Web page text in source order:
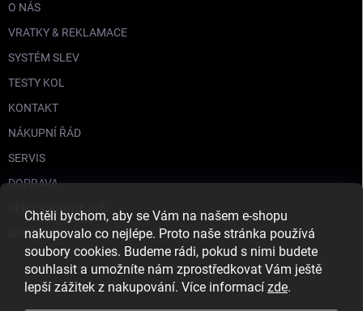
Chtěli bychom, aby se Vám na našem e-shopu
nakupovalo co nejlépe. Proto naše stránka používá
soubory cookies. Budeme rádi, pokud s nimi budete
souhlasit a umožníte nám zprostředkovat Vám ještě
lepší zážitek z nakupování. Více informací zde.
O NÁS
VRATKY & REKLAMACE
SYSTÉM SLEV
TESTY KOL
KONTAKT
NÁKUPNÍ ŘÁD
SERVIS
DOPRAVA
CENY V PRODEJNĚ
GDPR